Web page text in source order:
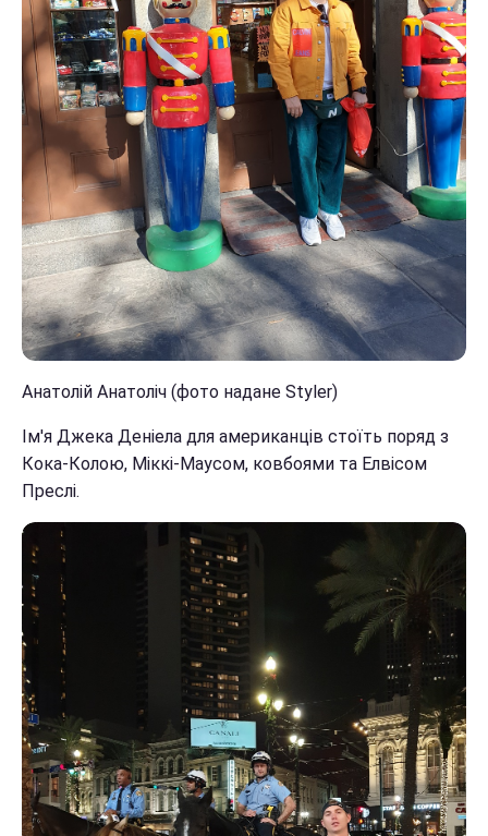
Анатолій Анатоліч (фото надане Styler)
Ім'я Джека Деніела для американців стоїть поряд з
Кока-Колою, Міккі-Маусом, ковбоями та Елвісом
Преслі.